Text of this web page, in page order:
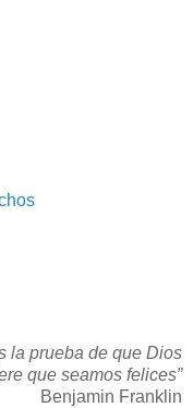
la prueba de que Dios
que seamos felices”
Benjamin Franklin